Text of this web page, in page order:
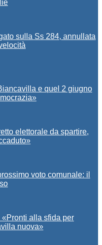
sulla Ss 284, annullata
e quel 2 giugno
elettorale da spartire,
voto comunale: il
«Pronti alla sfida per
nuova»